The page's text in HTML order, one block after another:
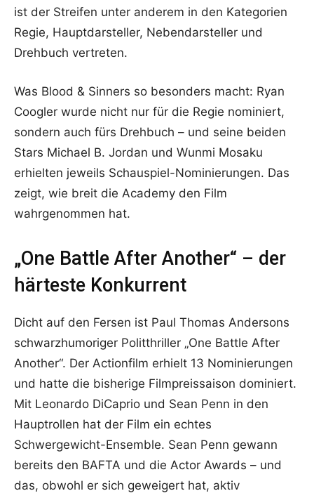
ist der Streifen unter anderem in den Kategorien
Regie, Hauptdarsteller, Nebendarsteller und
Drehbuch vertreten.
Was Blood & Sinners so besonders macht: Ryan
Coogler wurde nicht nur für die Regie nominiert,
sondern auch fürs Drehbuch – und seine beiden
Stars Michael B. Jordan und Wunmi Mosaku
erhielten jeweils Schauspiel-Nominierungen. Das
zeigt, wie breit die Academy den Film
wahrgenommen hat.
„One Battle After Another“ – der
härteste Konkurrent
Dicht auf den Fersen ist Paul Thomas Andersons
schwarzhumoriger Politthriller „One Battle After
Another“. Der Actionfilm erhielt 13 Nominierungen
und hatte die bisherige Filmpreissaison dominiert.
Mit Leonardo DiCaprio und Sean Penn in den
Hauptrollen hat der Film ein echtes
Schwergewicht-Ensemble. Sean Penn gewann
bereits den BAFTA und die Actor Awards – und
das, obwohl er sich geweigert hat, aktiv